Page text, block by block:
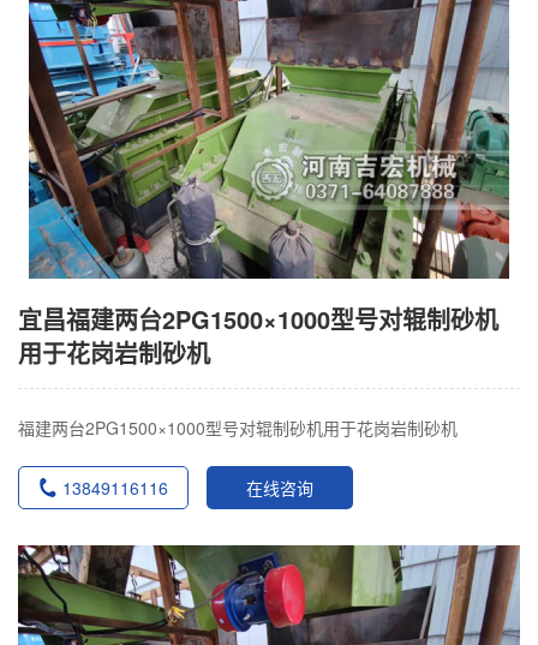
宜昌福建两台2PG1500×1000型号对辊制砂机
用于花岗岩制砂机
福建两台2PG1500×1000型号对辊制砂机用于花岗岩制砂机
13849116116 在线咨询